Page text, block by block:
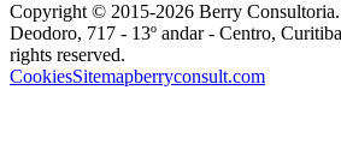
Copyright © 2015-2026 Berry Consultoria
Deodoro, 717 - 13º andar - Centro,
rights reserved.
CookiesSitemapberryconsult.com